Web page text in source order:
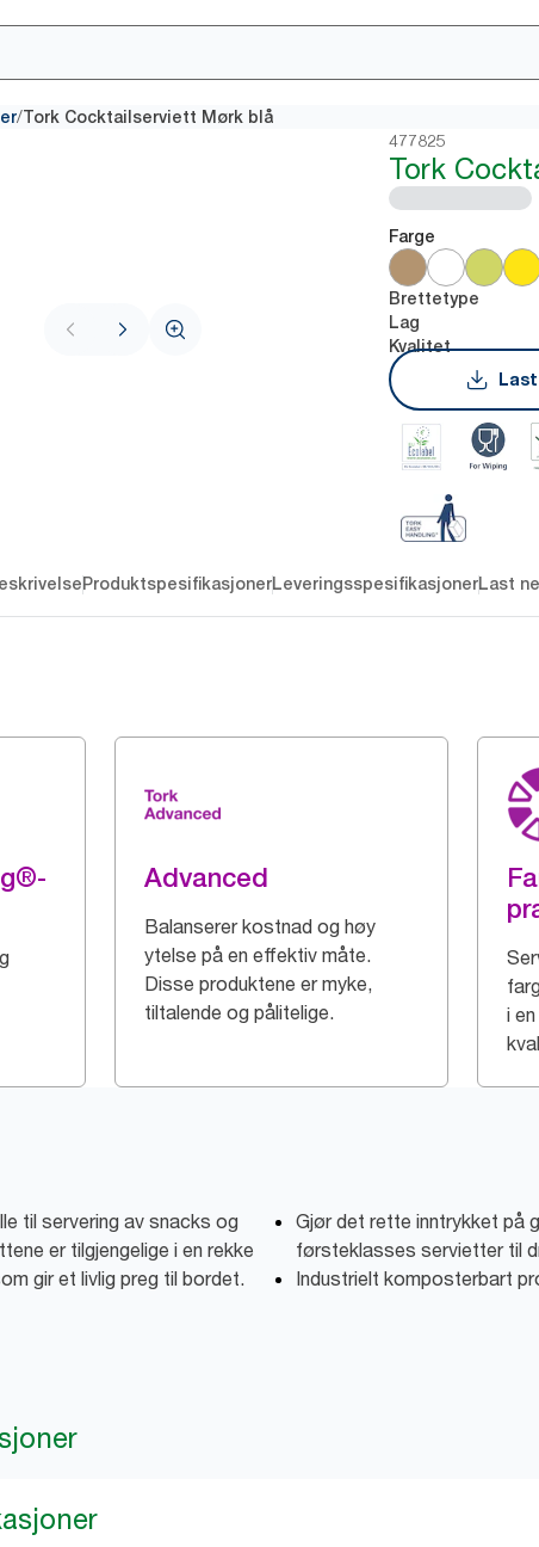
/Tork Cocktailserviett Mørk blå
477825
Tork
Farge
Brettetype
Lag
Kvalitet
ProduktspesifikasjonerLeveringsspesifikasjonerLast
Advanced
Balanserer kostnad og høy
ytelse på en effektiv måte.
Disse produktene er myke,
tiltalende og pålitelige.
i
til servering av snacks og
er tilgjengelige i en rekke
gir et livlig preg til bordet.
Gjør det rette inntrykket på
førsteklasses servietter til
Industrielt komposterbart